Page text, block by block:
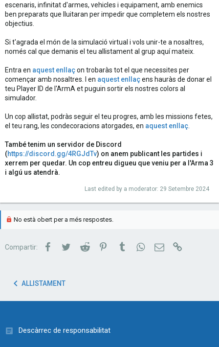
escenaris, infinitat d'armes, vehicles i equipament, amb enemics
ben preparats que lluitaran per impedir que completem els nostres
objectius.
Si t'agrada el món de la simulació virtual i vols unir-te a nosaltres,
només cal que demanis el teu allistament al grup aquí mateix.
Entra en aquest enllaçon trobaràs tot el que necessites per
començar amb nosaltres. I en aquest enllaçens hauràs de donar el
teu Player ID de l'ArmA et puguin sortir els nostres colors al
simulador.
Un cop allistat, podràs seguir el teu progres, amb les missions fetes,
el teu rang, les condecoracions atorgades, en aquest enllaç
També tenim un servidor de Discord
(https://discord.gg/4RGJdTv) on anem publicant les partides i
xerrem per quedar. Un cop entreu digueu que veniu per a l'Arma 3
i algú us atendrà.
Last edited by a moderator: 29 Setembre 2024
No està obert per a més respostes.
Compartir: FacebookTwitterReddit PinterestTumblrWhatsAppCorreu electrònic
ALLISTAMENT
Descàrrec de responsabilitat